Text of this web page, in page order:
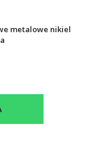
metalowe nikiel